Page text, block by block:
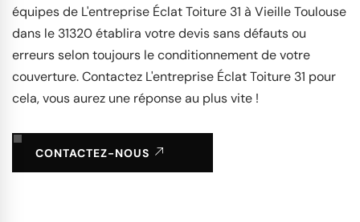
équipes de L'entreprise Éclat Toiture 31 à Vieille Toulouse
dans le 31320 établira votre devis sans défauts ou
erreurs selon toujours le conditionnement de votre
couverture. Contactez L'entreprise Éclat Toiture 31 pour
cela, vous aurez une réponse au plus vite !
CONTACTEZ-NOUS